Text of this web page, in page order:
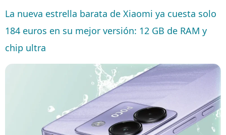
La nueva estrella barata de Xiaomi ya cuesta solo
184 euros en su mejor versión: 12 GB de RAM y
chip ultra